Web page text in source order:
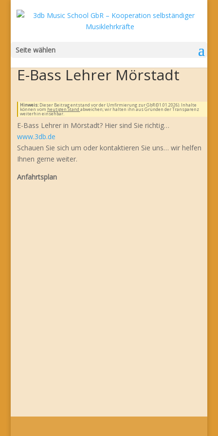
Seite wählen
E-Bass Lehrer Mörstadt
Hinweis:Dieser Beitrag entstand vor der Umfirmierung zur GbR (01.01.2026). Inhalte
können vom heutigen Stand abweichen; wir halten ihn aus Gründen der Transparenz
weiterhin einsehbar.
E-Bass Lehrer in Mörstadt? Hier sind Sie richtig…
www.3db.de
Schauen Sie sich um oder kontaktieren Sie uns… wir helfen
Ihnen gerne weiter.
Anfahrtsplan